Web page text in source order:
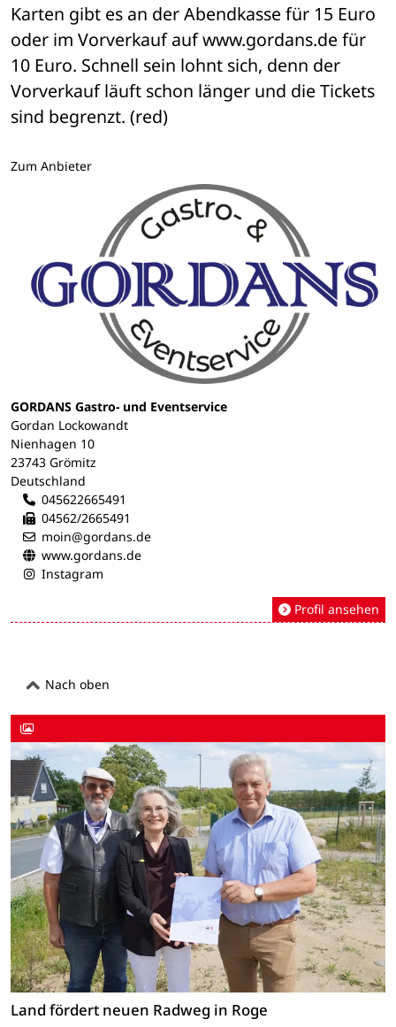
Karten gibt es an der Abendkasse für 15 Euro
oder im Vorverkauf auf www.gordans.de für
10 Euro. Schnell sein lohnt sich, denn der
Vorverkauf läuft schon länger und die Tickets
sind begrenzt. (red)
Zum Anbieter
GORDANS Gastro- und Eventservice
Gordan Lockowandt
Nienhagen 10
23743 Grömitz
Deutschland
045622665491
04562/2665491
moin@gordans.de
www.gordans.de
Instagram
Profil ansehen
Nach oben
Land fördert neuen Radweg in Roge